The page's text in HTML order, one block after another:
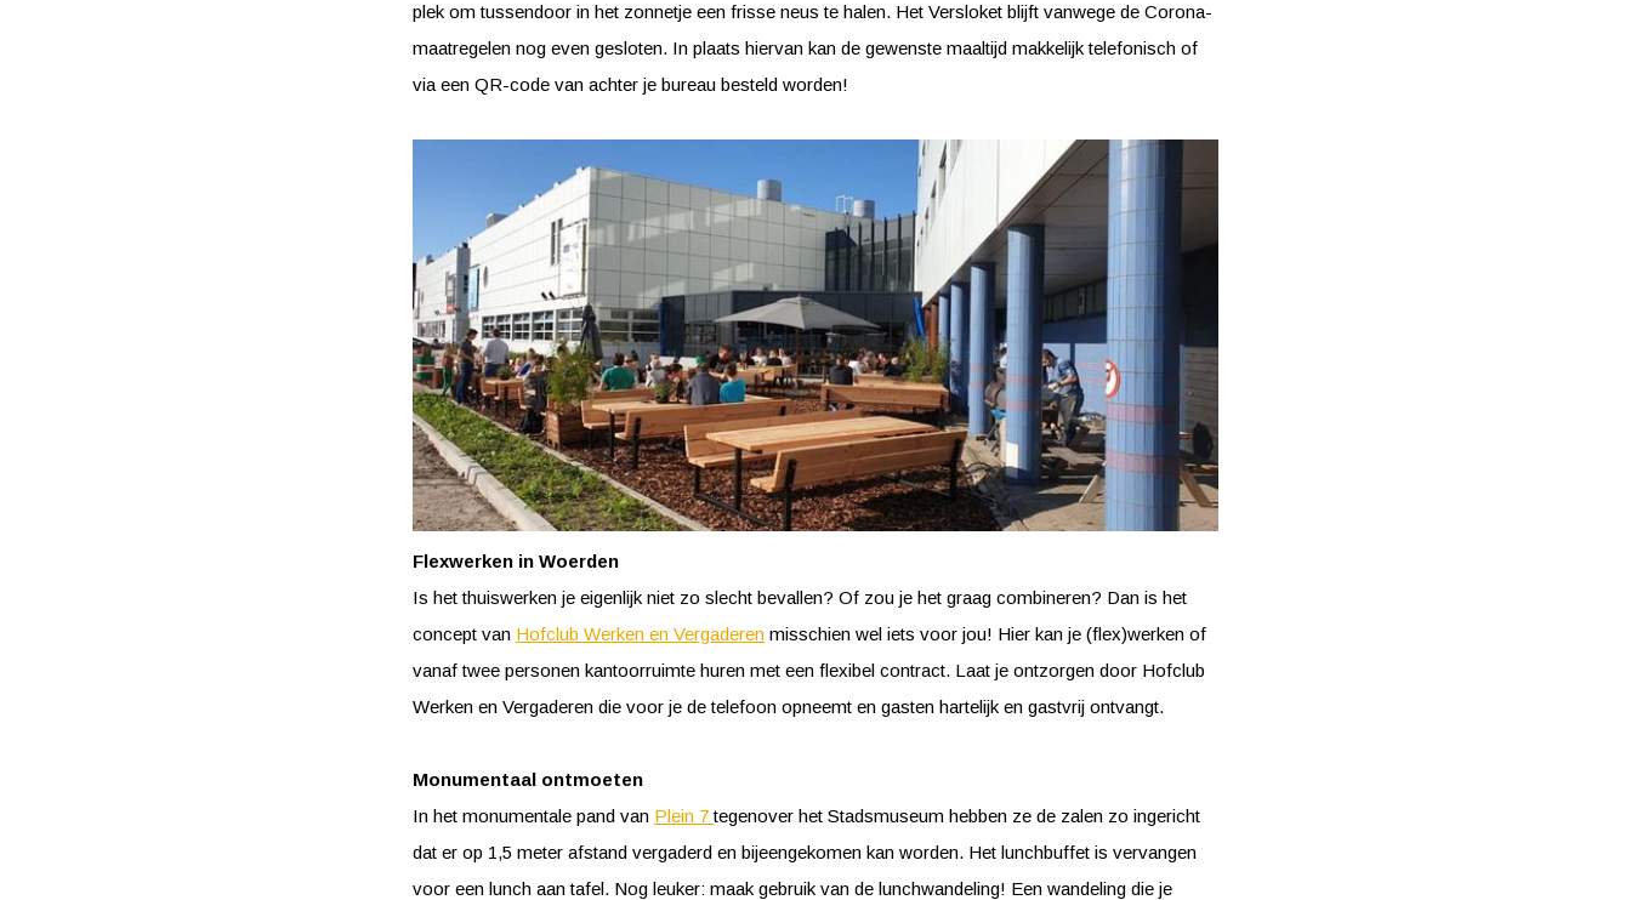
plek om tussendoor in het zonnetje een frisse neus te halen. Het Versloket blijft vanwege de Corona-
maatregelen nog even gesloten. In plaats hiervan kan de gewenste maaltijd makkelijk telefonisch of
via een QR-code van achter je bureau besteld worden!
Flexwerken in Woerden
Is het thuiswerken je eigenlijk niet zo slecht bevallen? Of zou je het graag combineren? Dan is het
concept van Hofclub Werken en Vergaderen misschien wel iets voor jou! Hier kan je (flex)werken of
vanaf twee personen kantoorruimte huren met een flexibel contract. Laat je ontzorgen door Hofclub
Werken en Vergaderen die voor je de telefoon opneemt en gasten hartelijk en gastvrij ontvangt.
Monumentaal ontmoeten
In het monumentale pand van Plein 7tegenover het Stadsmuseum hebben ze de zalen zo ingericht
dat er op 1,5 meter afstand vergaderd en bijeengekomen kan worden. Het lunchbuffet is vervangen
voor een lunch aan tafel. Nog leuker: maak gebruik van de lunchwandeling! Een wandeling die je